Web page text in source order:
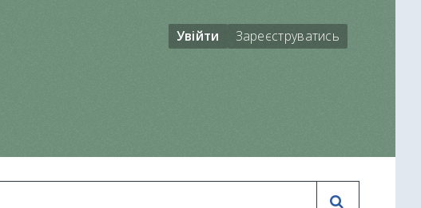
Увійти Зареєструватись